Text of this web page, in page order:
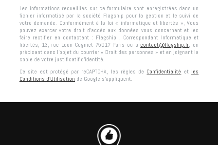
Les informations recueillies sur ce formulaire sont enregistrées dans un
fichier informatisé par la société Flagship pour la gestion et le suivi de
votre demande. Conformément à la loi « informatique et libertés », Vous
pouvez exercer votre droit d'accès aux données vous concernant et les
faire rectifier en contactant : Flagship , Correspondant Informatique et
libertés, 13, rue Léon Cogniet 75017 Paris ou à contact@flagship.fr, en
précisant dans l’objet du courrier « Droit des personnes » et en joignant la
copie de votre justificatif d’identité.
Ce site est protégé par reCAPTCHA, les règles de Confidentialité et les
Conditions d'Utilisation de Google s'appliquent.